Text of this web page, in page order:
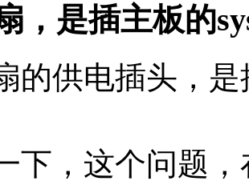
，是插主板的
的供电插头，是
下，这个问题